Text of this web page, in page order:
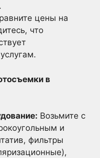
цены на
что
в
Возьмите с
и
фильтры